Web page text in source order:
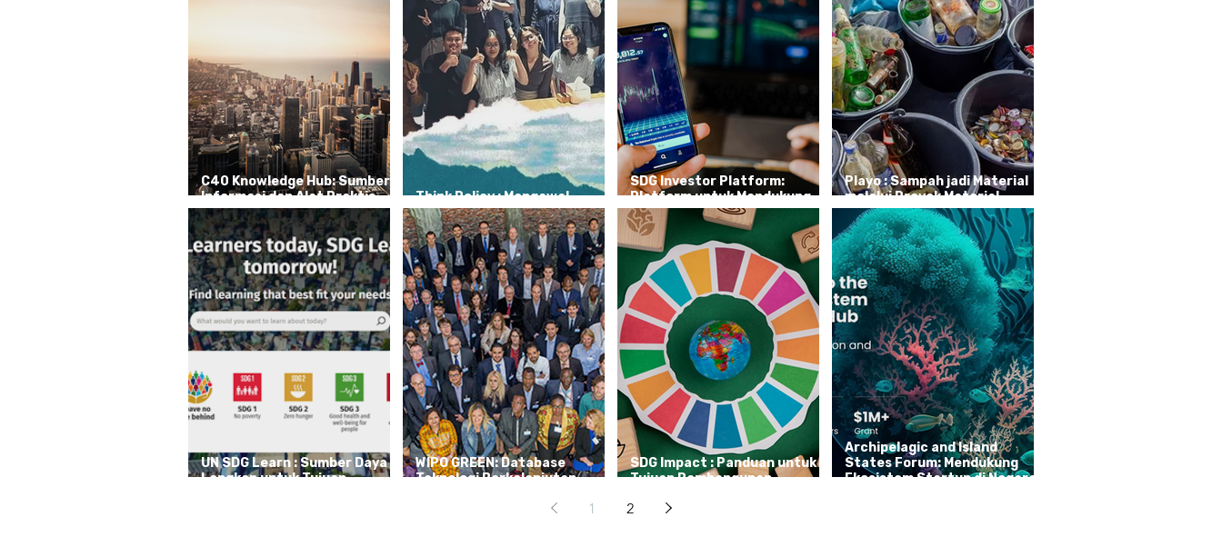
C40 Knowledge Hub: Sumber
Informasi dan Alat Praktis
untuk Aksi Iklim
Think Policy : Mengawal
Kebijakan Iklim yang Proaktif
SDG Investor Platform:
Platform untuk Mendukung
Investasi Berbasis SDGs
Playo : Sampah jadi Material
melalui Proyek Material
Labrary
UN SDG Learn : Sumber Daya
Lengkap untuk Tujuan
WIPO GREEN: Database
Teknologi Berkelanjutan
SDG Impact : Panduan untuk
Tujuan Pembangunan
Archipelagic and Island
States Forum: Mendukung
Ekosistem Startup di Negara-
1 2